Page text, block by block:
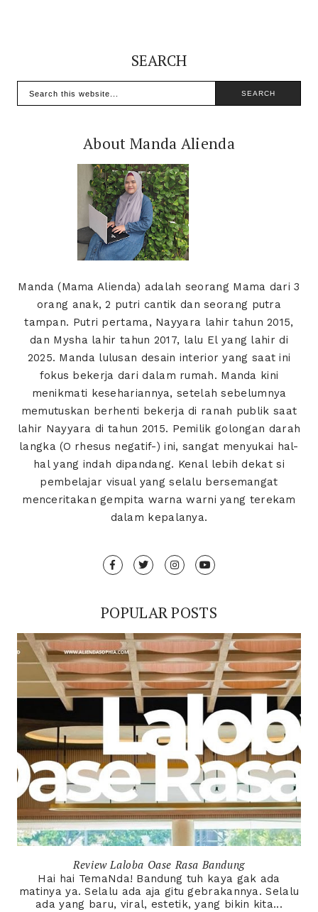
SEARCH
About Manda Alienda
Manda (Mama Alienda) adalah seorang Mama dari 3
orang anak, 2 putri cantik dan seorang putra
tampan. Putri pertama, Nayyara lahir tahun 2015,
dan Mysha lahir tahun 2017, lalu El yang lahir di
2025. Manda lulusan desain interior yang saat ini
fokus bekerja dari dalam rumah. Manda kini
menikmati kesehariannya, setelah sebelumnya
memutuskan berhenti bekerja di ranah publik saat
lahir Nayyara di tahun 2015. Pemilik golongan darah
langka (O rhesus negatif-) ini, sangat menyukai hal-
hal yang indah dipandang. Kenal lebih dekat si
pembelajar visual yang selalu bersemangat
menceritakan gempita warna warni yang terekam
dalam kepalanya.
POPULAR POSTS
Review Laloba Oase Rasa Bandung
Hai hai TemaNda! Bandung tuh kaya gak ada
matinya ya. Selalu ada aja gitu gebrakannya. Selalu
ada yang baru, viral, estetik, yang bikin kita...